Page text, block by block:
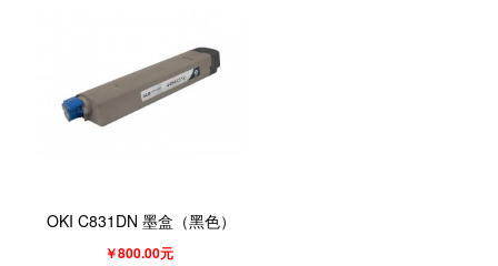
OKI C831DN 墨盒（黑色）
￥800.00元